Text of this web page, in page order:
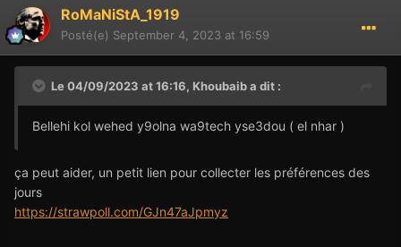
RoMaNiStA_1919
Posté(e) September 4, 2023 at 16:59
Le 04/09/2023 at 16:16, Khoubaiba dit :
Bellehi kol wehed y9olna wa9tech yse3dou ( el nhar )
ça peut aider, un petit lien pour collecter les préférences des
jours
https://strawpoll.com/GJn47aJpmyz